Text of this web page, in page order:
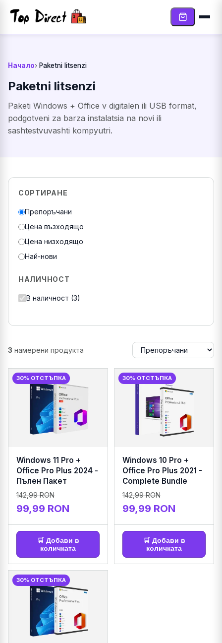
Начало Paketni litsenzi
Paketni litsenzi
Paketi Windows + Office v digitalen ili USB format,
podgotveni za barza instalatsia na novi ili
sashtestvuvashti kompyutri.
СОРТИРАНЕ
Препоръчани
Цена възходящо
Цена низходящо
Най-нови
НАЛИЧНОСТ
В наличност (3)
3 намерени продукта
30% ОТСТЪПКА
Windows 11 Pro +
Office Pro Plus 2024 -
Пълен Пакет
142,99 RON
99,99 RON
🛒 Добави в
количката
30% ОТСТЪПКА
Windows 10 Pro +
Office Pro Plus 2021 -
Complete Bundle
142,99 RON
99,99 RON
🛒 Добави в
количката
30% ОТСТЪПКА